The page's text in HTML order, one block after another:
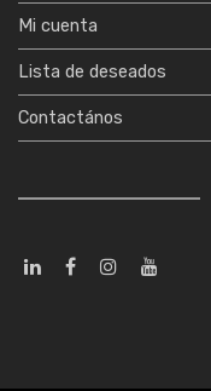
Mi cuenta
Lista de deseados
Contactános